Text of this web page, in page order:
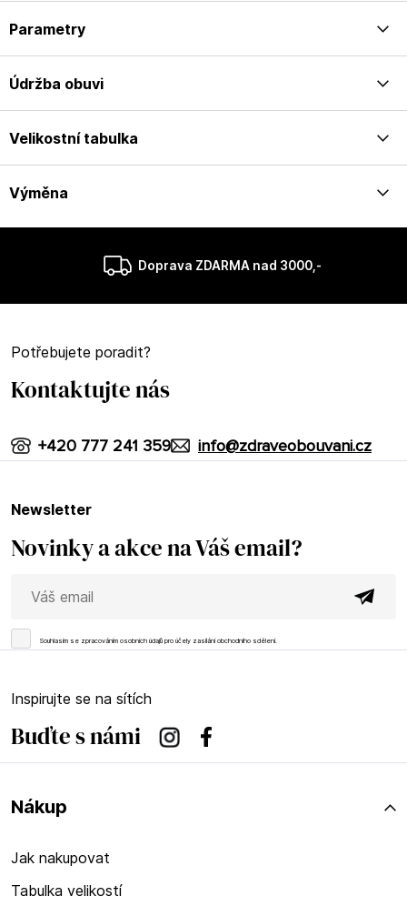
Parametry
Údržba obuvi
Velikostní tabulka
Výměna
Doprava ZDARMA nad 3000,-
Potřebujete poradit?
Kontaktujte nás
info@zdraveobouvani.cz
+420 777 241 359
newsletter
Novinky a akce na Váš email?
Souhlasím se zpracováním osobních údajů pro účely zasílání obchodního sdělení.
Inspirujte se na sítích
Buďte s námi InstagramFacebook
Nákup
Jak nakupovat
Tabulka velikostí